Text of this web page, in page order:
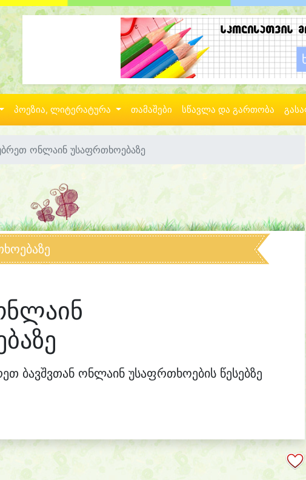
პოეზია, ლიტერატურა თამაშები სწავლა და გართობა
ონლაინ უსაფრთხოებაზე
ბავშვთან ონლაინ უსაფრთხოების წესებზე